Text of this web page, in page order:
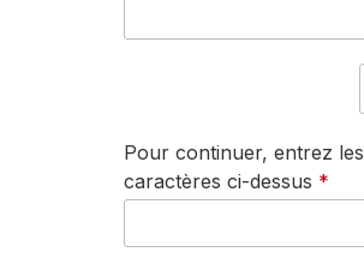
Pour continuer, entrez les
caractères ci-dessus *